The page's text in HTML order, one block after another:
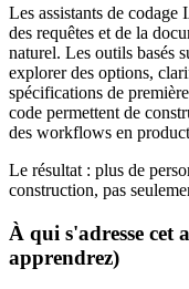
Les assistants de codage
des requêtes et de la
naturel. Les outils basés
explorer des options,
spécifications de
code permettent de
des workflows en
Le résultat : plus de
construction, pas
À qui s'adresse cet
apprendrez)